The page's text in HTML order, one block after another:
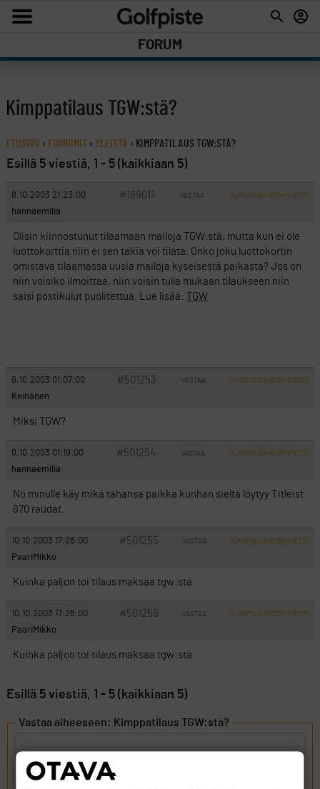
FORUM
Kimppatilaus TGW:stä?
ETUSIVU › FOORUMIT › YLEISTÄ › KIMPPATILAUS TGW:STÄ?
Esillä 5 viestiä, 1 - 5 (kaikkiaan 5)
8.10.2003 21:23:00 #189011 VASTAA ILMOITA ASIATON VIESTI
hannaemilia
Olisin kiinnostunut tilaamaan mailoja TGW:stä, mutta kun ei ole
luottokorttia niin ei sen takia voi tilata. Onko joku luottokortin
omistava tilaamassa uusia mailoja kyseisestä paikasta? Jos on
niin voisiko ilmoittaa, niin voisin tulla mukaan tilaukseen niin
saisi postikulut puolitettua. Lue lisää:
TGW
9.10.2003 01:07:00 #501253 VASTAA ILMOITA ASIATON VIESTI
Keinänen
Miksi TGW?
9.10.2003 01:19:00 #501254 VASTAA ILMOITA ASIATON VIESTI
hannaemilia
No minulle käy mikä tahansa paikka kunhan sieltä löytyy Titleist
670 raudat.
10.10.2003 17:28:00 #501255 VASTAA ILMOITA ASIATON VIESTI
PaariMikko
Kuinka paljon toi tilaus maksaa tgw:stä
10.10.2003 17:28:00 #501256 VASTAA ILMOITA ASIATON VIESTI
PaariMikko
Kuinka paljon toi tilaus maksaa tgw:stä
Esillä 5 viestiä, 1 - 5 (kaikkiaan 5)
Vastaa aiheeseen: Kimppatilaus TGW:stä?